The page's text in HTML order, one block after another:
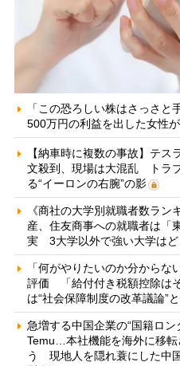
「この恐ろしい株はさっさ
500万円の利益を出した女性
【納車時に複数の事故】テス
文殺到、現場は大混乱 トラ
る“イーロンの右腕”の影
《商社の大学別就職者数ラ
産、住友商事への就職者は「
実 3大学以外で強い大学はど
「何がやりたいのか分から
評価 「給付付き税額控除は
は“社会保障制度の改革議論”
急増する中国企業の“国籍ロ
Temu…本社機能を海外に移
う 現地人を隠れ蓑にした中